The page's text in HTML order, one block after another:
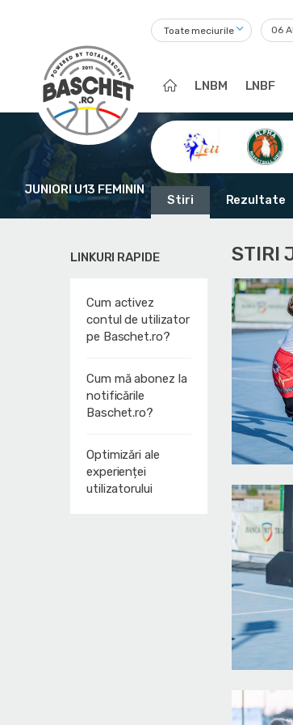
Toate meciurile
LNBM LNBF
JUNIORI U13 FEMININ
Stiri Rezultate
LINKURI RAPIDE
Cum activez
contul de utilizator
pe Baschet.ro?
Cum mă abonez la
notificările
Baschet.ro?
Optimizări ale
experienței
utilizatorului
STIRI